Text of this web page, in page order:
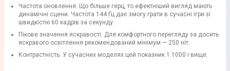
Частота оновлення. Що більше герц, то ефектніший вигляд мають
динамічні сцени. Частота 144 Гц дає змогу грати в сучасні ігри зі
швидкістю 60 кадрів за секунду.
Пікове значення яскравості. Для комфортного перегляду за досить
яскравого освітлення рекомендований мінімум — 250 ніт.
Контрастність. У сучасних моделях цей показник 1:1000 і вище.